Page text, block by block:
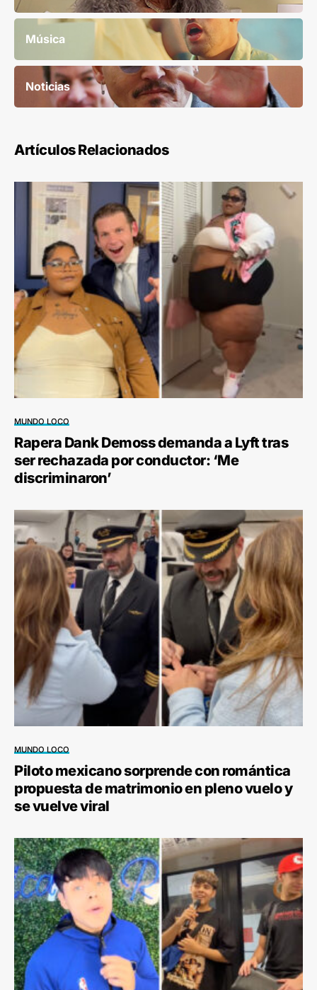
Música
Noticias
Artículos Relacionados
MUNDO LOCO
Rapera Dank Demoss demanda a Lyft tras
ser rechazada por conductor: ‘Me
discriminaron’
MUNDO LOCO
Piloto mexicano sorprende con romántica
propuesta de matrimonio en pleno vuelo y
se vuelve viral